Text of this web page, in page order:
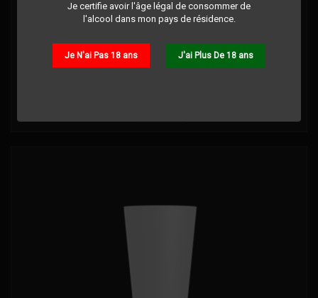
Je certifie avoir l'âge légal de consommer de
l'alcool dans mon pays de résidence.
Je N'ai Pas 18 ans J'ai Plus De 18 ans
LOCATION ECOCUP 25CL
Commentaire(s):0